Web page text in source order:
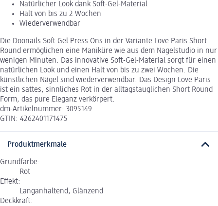
Natürlicher Look dank Soft-Gel-Material
Halt von bis zu 2 Wochen
Wiederverwendbar
Die Doonails Soft Gel Press Ons in der Variante Love Paris Short
Round ermöglichen eine Maniküre wie aus dem Nagelstudio in nur
wenigen Minuten. Das innovative Soft-Gel-Material sorgt für einen
natürlichen Look und einen Halt von bis zu zwei Wochen. Die
künstlichen Nägel sind wiederverwendbar. Das Design Love Paris
ist ein sattes, sinnliches Rot in der alltagstauglichen Short Round
Form, das pure Eleganz verkörpert.
dm-Artikelnummer: 3095149
GTIN: 4262401171475
Produktmerkmale
Grundfarbe:
Rot
Effekt:
Langanhaltend, Glänzend
Deckkraft: